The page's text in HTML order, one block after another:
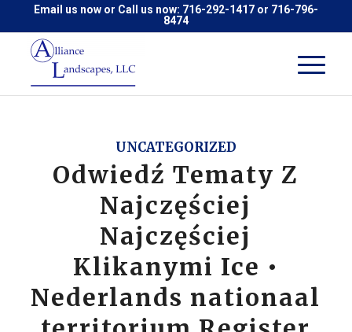
Email us nowor Call us now: 716-292-1417or 716-796-
8474
UNCATEGORIZED
Odwiedź Tematy Z
Najczęściej
Najczęściej
Klikanymi Ice •
Nederlands nationaal